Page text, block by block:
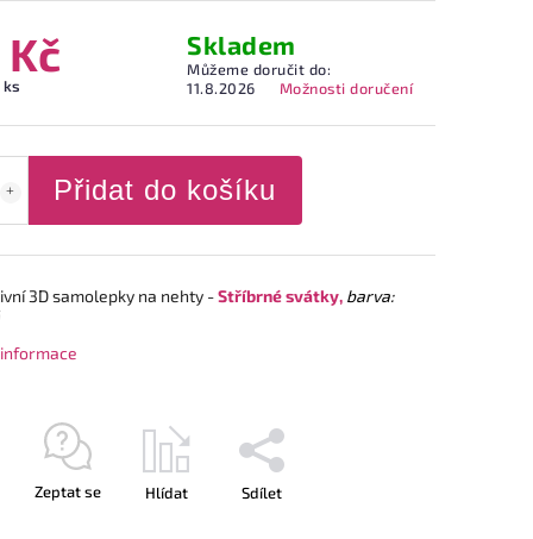
ks
Skladem
Můžeme doručit do:
11.8.2026
Možnosti doručení
Přidat do košíku
3D samolepky na nehty -Stříbrné svátky, barva:
Zeptat se Hlídat Sdílet